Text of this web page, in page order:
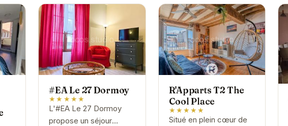
#EA Le 27 Dormoy
★★★★★
L'#EA Le 27 Dormoy
propose un séjour
R'Apparts T2 The
Cool Place
★★★★★
Situé en plein cœur de